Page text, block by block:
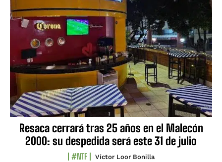
Resaca cerrará tras 25 años en el Malecón
2000: su despedida será este 31 de julio
#NTF Víctor Loor Bonilla